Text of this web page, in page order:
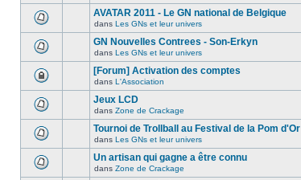
AVATAR 2011 - Le GN national de Belgique
dans Les GNs et leur univers
GN Nouvelles Contrees - Son-Erkyn
dans Les GNs et leur univers
[Forum] Activation des comptes
dans L'Association
Jeux LCD
dans Zone de Crackage
Tournoi de Trollball au Festival de la Pom d'Or
dans Les GNs et leur univers
Un artisan qui gagne a être connu
dans Zone de Crackage